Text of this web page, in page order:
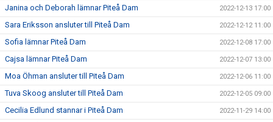
Janina och Deborah lämnar Piteå Dam 2022-12-13 17:00
Sara Eriksson ansluter till Piteå Dam 2022-12-12 11:00
Sofia lämnar Piteå Dam 2022-12-08 17:00
Cajsa lämnar Piteå Dam 2022-12-07 13:00
Moa Öhman ansluter till Piteå Dam 2022-12-06 11:00
Tuva Skoog ansluter till Piteå Dam 2022-12-05 09:00
Cecilia Edlund stannar i Piteå Dam 2022-11-29 14:00